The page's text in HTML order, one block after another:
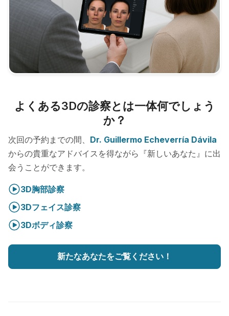
よくある3Dの診察とは一体何でしょう
か？
次回の予約までの間、 Dr. Guillermo Echeverría Dávila
からの貴重なアドバイスを得ながら『新しいあなた』に出
会うことができます。
3D胸部診察
3Dフェイス診察
3Dボディ診察
新たなあなたをご覧ください！